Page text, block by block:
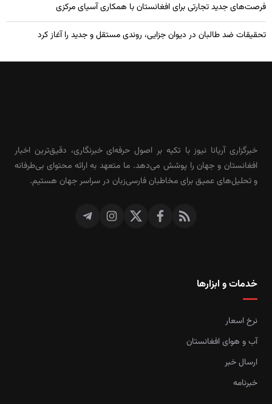
فرصت‌های جدید تجارتی برای افغانستان با همکاری آسیای مرکزی
تحقیقات ضد طالبان در دیوان جزایی، روندی مستقل و جدید را آغاز کرد
خبرگزاری آریانا نیوز با تکیه بر اصول حرفه‌ای خبرنگاری، دقیق‌ترین اخبار
افغانستان و جهان را پوشش می‌دهد. ما متعهد به ارائه محتوای بی‌طرفانه
و تحلیل‌های عمیق برای مخاطبان فارسی‌زبان در سراسر جهان هستیم.
خدمات و ابزارها
نرخ اسعار
آب و هوای افغانستان
ارسال خبر
خبرنامه